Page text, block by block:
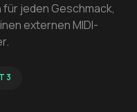
jeden Geschmack,
externen MIDI-
3